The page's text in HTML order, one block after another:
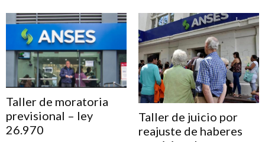
Taller de moratoria
previsional – ley
26.970
Taller de juicio por
reajuste de haberes